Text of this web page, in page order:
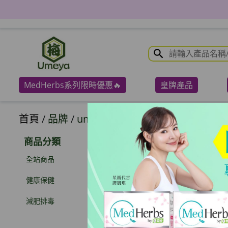
MedHerbs系列限時優惠🔥 皇牌產品
首頁 / 品牌/ umeya
商品分類
全站商品
健康保健
減肥排毒